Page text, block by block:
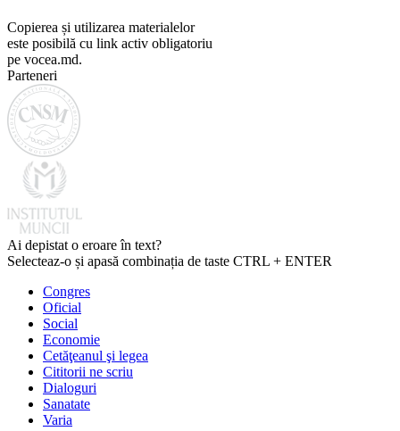
Copierea și utilizarea materialelor
este posibilă cu link activ obligatoriu
pe vocea.md.
Parteneri
Ai depistat o eroare în text?
Selecteaz-o și apasă combinația de taste CTRL + ENTER
Congres
Oficial
Social
Economie
Cetăţeanul şi legea
Cititorii ne scriu
Dialoguri
Sanatate
Varia